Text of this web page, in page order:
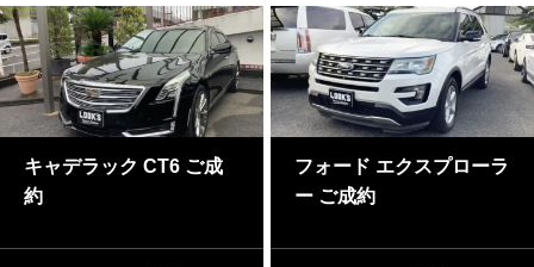
キャデラック CT6 ご成
約
フォード エクスプローラ
ー ご成約